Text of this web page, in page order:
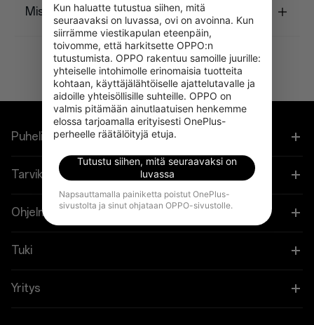
Mistä löydän tilausnumeroni?
Puhelimet
OnePlus 15
Tarvikkeet
Tabletti
Ohjelmat
Linkitä OnePlus-laitteesi
Tuki
Shopping FAQs
Yritys
Kun haluatte tutustua siihen, mitä
seuraavaksi on luvassa, ovi on avoinna. Kun
siirrämme viestikapulan eteenpäin,
toivomme, että harkitsette OPPO:n
tutustumista. OPPO rakentuu samoille juurille:
yhteiselle intohimolle erinomaisia tuotteita
kohtaan, käyttäjälähtöiselle ajattelutavalle ja
aidoille yhteisöllisille suhteille. OPPO on
valmis pitämään ainutlaatuisen henkemme
elossa tarjoamalla erityisesti OnePlus-
perheelle räätälöityjä etuja.
Tutustu siihen, mitä seuraavaksi on
luvassa
Napsauttamalla painiketta poistut OnePlus-
sivustolta ja sinut ohjataan OPPO-sivustolle.